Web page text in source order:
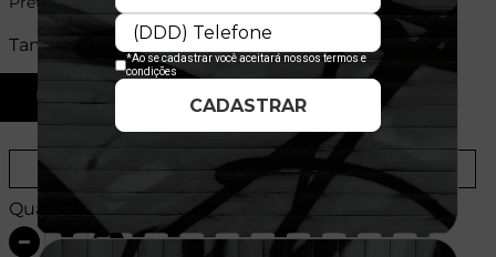
Tamanhos:
U
Provador Virtual Tabela de Medidas
Quantidade: